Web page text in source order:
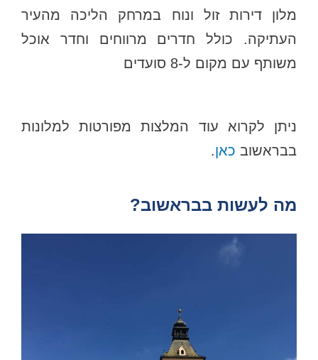
מלון דירות זול ונוח במרחק הליכה מהעיר
העתיקה. כולל חדרים מרווחים וחדר אוכל
משותף עם מקום ל-8 סועדים
ניתן לקרוא עוד המלצות מפורטות למלונות
בבראשוב כאן.
מה לעשות בבראשוב?